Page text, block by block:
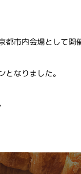
都市内会場として開
なりました。